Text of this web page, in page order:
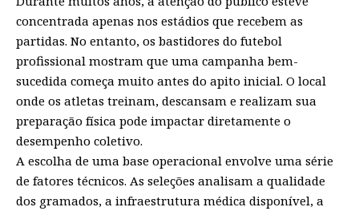
concentrada apenas nos estádios que recebem as
partidas. No entanto, os bastidores do futebol
profissional mostram que uma campanha bem-
sucedida começa muito antes do apito inicial. O local
onde os atletas treinam, descansam e realizam sua
preparação física pode impactar diretamente o
desempenho coletivo.
A escolha de uma base operacional envolve uma série
de fatores técnicos. As seleções analisam a qualidade
dos gramados, a infraestrutura médica disponível, a